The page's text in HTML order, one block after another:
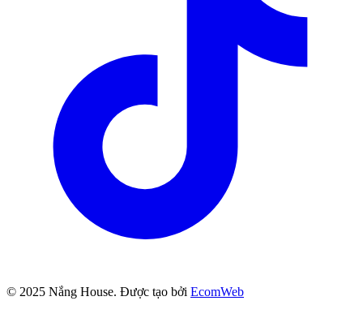
© 2025 Nắng House. Được tạo bởi EcomWeb